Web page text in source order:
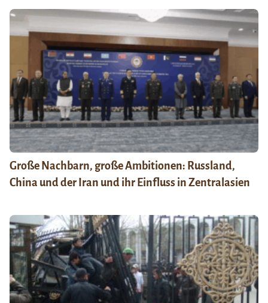
Große Nachbarn, große Ambitionen: Russland,
China und der Iran und ihr Einfluss in Zentralasien